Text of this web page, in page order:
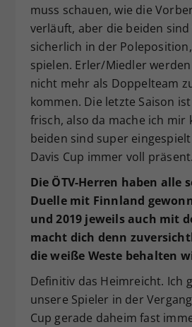
muss schauen, wie die
verläuft, aber die beiden
sicherlich in der
spielen. Erler/Miedler
nicht mehr als Doppelteam
kommen. Die letzte Saison
frisch, also da mache ich mir
beiden sind super
Davis Cup immer voll präsent.
Die ÖTV-Herren haben alle
Duelle mit Finnland
und 2019 jeweils auch mit
macht dich denn
die weiße Weste behalten
Definitiv das Heimreicht. Ich
unsere Spieler in der
Cup gerade daheim fast